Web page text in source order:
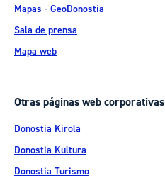
Mapas - GeoDonostia
Sala de prensa
Mapa web
Otras páginas web corporativas
Donostia Kirola
Donostia Kultura
Donostia Turismo